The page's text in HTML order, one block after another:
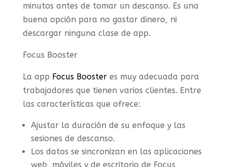
minutos antes de tomar un descanso. Es una
buena opción para no gastar dinero, ni
descargar ninguna clase de app.
Focus Booster
La app Focus Boosteres muy adecuada para
trabajadores que tienen varios clientes. Entre
las características que ofrece:
Ajustar la duración de su enfoque y las
sesiones de descanso.
Los datos se sincronizan en las aplicaciones
web, móviles y de escritorio de Focus